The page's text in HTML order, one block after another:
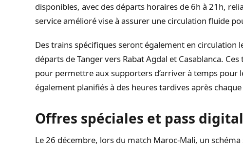
disponibles, avec des départs horaires de 6h à 21h,
service amélioré vise à assurer une circulation fluide
Des trains spécifiques seront également en circulation
départs de Tanger vers Rabat Agdal et Casablanca.
pour permettre aux supporters d’arriver à temps pour
également planifiés à des heures tardives après
Offres spéciales et pass
Le 26 décembre, lors du match Maroc-Mali, un